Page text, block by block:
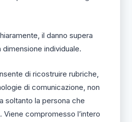
il danno supera
individuale.
di ricostruire rubriche,
di comunicazione, non
soltanto la persona che
Viene compromesso l’intero